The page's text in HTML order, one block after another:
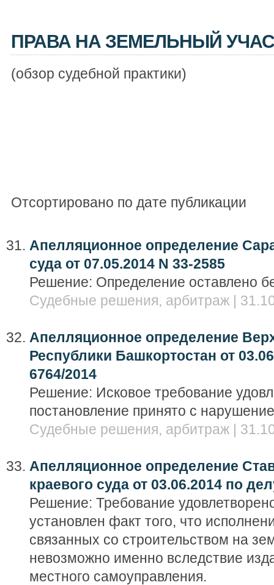
ПРАВА НА ЗЕМЕЛЬНЫЙ
(обзор судебной практики)
Отсортировано по дате публикации
Апелляционное определение
суда от 07.05.2014 N 33-2585
Решение: Определение оставлено
Судебные решения, арбитраж |
Апелляционное определение
Республики Башкортостан от
6764/2014
Решение: Исковое требование
постановление принято с
Судебные решения, арбитраж |
Апелляционное определение
краевого суда от 03.06.2014 по
Решение: Требование
установлен факт того, что
связанных со строительством на
невозможно именно вследствие
местного самоуправления.